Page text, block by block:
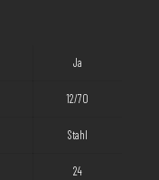
Ja
12/70
Stahl
24